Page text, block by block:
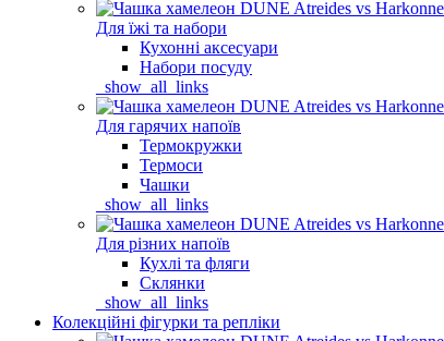
Для їжі та набори
Кухонні аксесуари
Набори посуду
_show_all_links
Для гарячих напоїв
Термокружки
Термоси
Чашки
_show_all_links
Для різних напоїв
Кухлі та фляги
Склянки
_show_all_links
Колекційні фігурки та репліки